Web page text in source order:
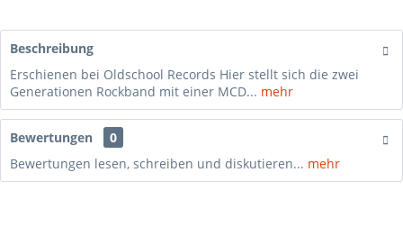
Beschreibung
Erschienen bei Oldschool Records Hier stellt sich die zwei
Generationen Rockband mit einer MCD... mehr
Bewertungen
0
Bewertungen lesen, schreiben und diskutieren... mehr